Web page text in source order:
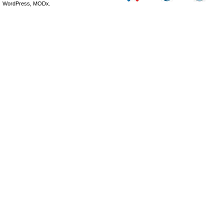
WordPress, MODx.